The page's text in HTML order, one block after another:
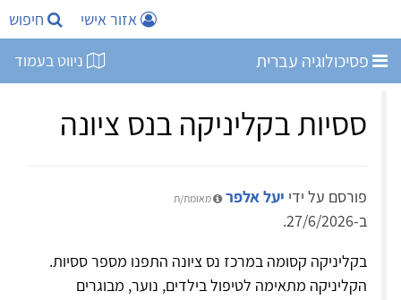
אזור אישי חיפוש
פסיכולוגיה עברית ניווט בעמוד
ססיות בקליניקה בנס ציונה
פורסם על ידי יעל אלפר מאומת/ת
ב-27/6/2026.
בקליניקה קסומה במרכז נס ציונה התפנו מספר ססיות.
הקליניקה מתאימה לטיפול בילדים, נוער, מבוגרים